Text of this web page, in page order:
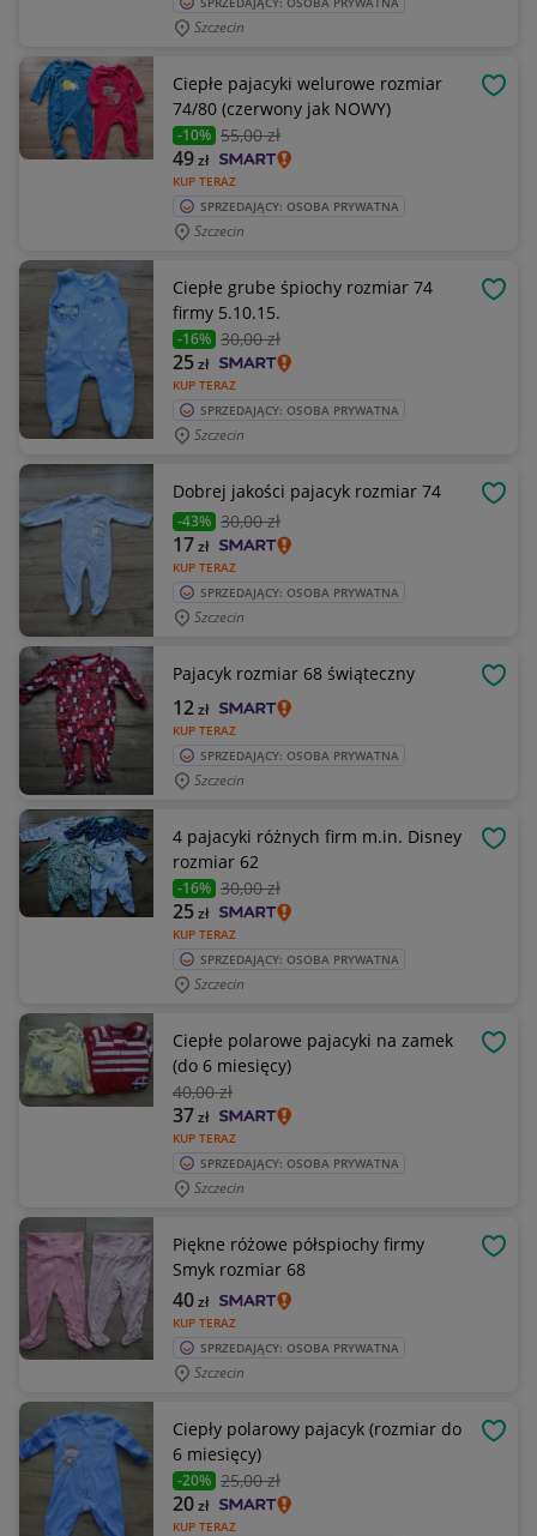
Szczecin
Ciepłe pajacyki welurowe rozmiar
74/80 (czerwony jak NOWY)
-10% 55,00 zł
KUP TERAZ
49zł
SPRZEDAJĄCY: OSOBA PRYWATNA
Szczecin
Ciepłe grube śpiochy rozmiar 74
firmy 5.10.15.
-16% 30,00 zł
KUP TERAZ
25zł
SPRZEDAJĄCY: OSOBA PRYWATNA
Szczecin
Dobrej jakości pajacyk rozmiar 74
-43% 30,00 zł
KUP TERAZ
17zł
SPRZEDAJĄCY: OSOBA PRYWATNA
Szczecin
Pajacyk rozmiar 68 świąteczny
KUP TERAZ
12zł
SPRZEDAJĄCY: OSOBA PRYWATNA
Szczecin
4 pajacyki różnych firm m.in. Disney
rozmiar 62
-16% 30,00 zł
KUP TERAZ
25zł
SPRZEDAJĄCY: OSOBA PRYWATNA
Szczecin
Ciepłe polarowe pajacyki na zamek
(do 6 miesięcy)
40,00 zł
KUP TERAZ
37zł
SPRZEDAJĄCY: OSOBA PRYWATNA
Szczecin
Piękne różowe półspiochy firmy
Smyk rozmiar 68
KUP TERAZ
40zł
SPRZEDAJĄCY: OSOBA PRYWATNA
Szczecin
Ciepły polarowy pajacyk (rozmiar do
6 miesięcy)
-20% 25,00 zł
KUP TERAZ
20zł